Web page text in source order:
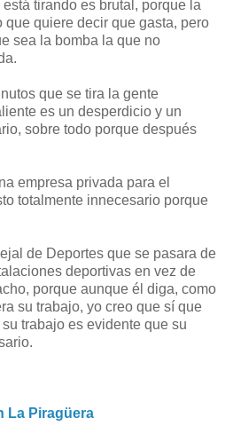
tirando es brutal, porque la
quiere decir que gasta, pero
sea la bomba la que no
que se tira la gente
es un desperdicio y un
sobre todo porque después
empresa privada para el
totalmente innecesario porque
de Deportes que se pasara de
deportivas en vez de
porque aunque él diga, como
su trabajo, yo creo que sí que
trabajo es evidente que su
La Piragüera